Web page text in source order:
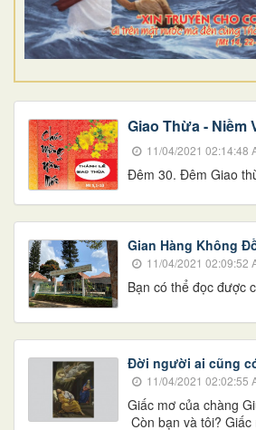
Giao Thừa - Niềm
11/04/2021 02:14:48
Đêm 30. Đêm Giao
Gian Hàng Không
11/04/2021 02:09:52
Bạn có thể đọc được
Đời người ai cũng
11/04/2021 02:02:55
Giấc mơ của chàng
Còn bạn và tôi?